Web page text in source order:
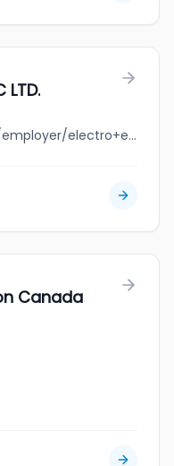
LTD.
jobbank.gc.ca/browsejobs/employer/electro+electric+ltd./ca
Canada